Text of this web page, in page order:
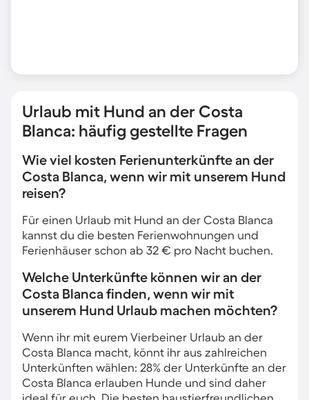
Urlaub mit Hund an der Costa
Blanca: häufig gestellte Fragen
Wie viel kosten Ferienunterkünfte an der
Costa Blanca, wenn wir mit unserem Hund
reisen?
Für einen Urlaub mit Hund an der Costa Blanca
kannst du die besten Ferienwohnungen und
Ferienhäuser schon ab 32 € pro Nacht buchen.
Welche Unterkünfte können wir an der
Costa Blanca finden, wenn wir mit
unserem Hund Urlaub machen möchten?
Wenn ihr mit eurem Vierbeiner Urlaub an der
Costa Blanca macht, könnt ihr aus zahlreichen
Unterkünften wählen: 28% der Unterkünfte an der
Costa Blanca erlauben Hunde und sind daher